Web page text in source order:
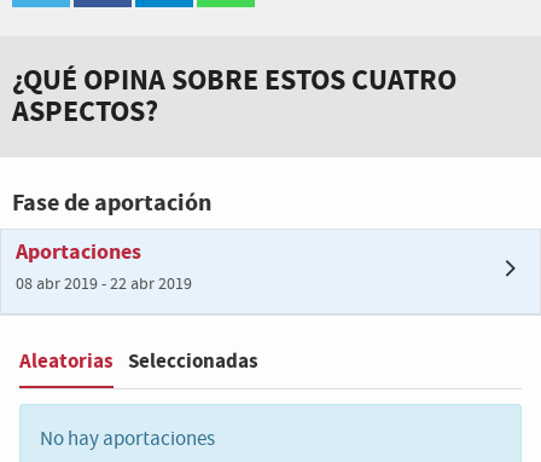
¿QUÉ OPINA SOBRE ESTOS CUATRO
ASPECTOS?
Fase de aportación
Aportaciones
08 abr 2019 - 22 abr 2019
Filter:
Aleatorias Seleccionadas
No hay aportaciones